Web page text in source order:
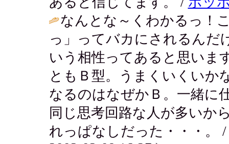
なんとな～くわかるっ！
っ」ってバカにされるんだ
いう相性ってあると思いま
ともＢ型。うまくいくいか
なるのはなぜかＢ。一緒に
同じ思考回路な人が多いか
れっぱなしだった・・・。